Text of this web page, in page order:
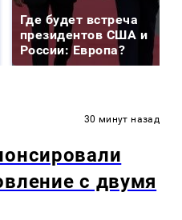
Где будет встреча
президентов США и
России: Европа?
30 минут назад
с двумя